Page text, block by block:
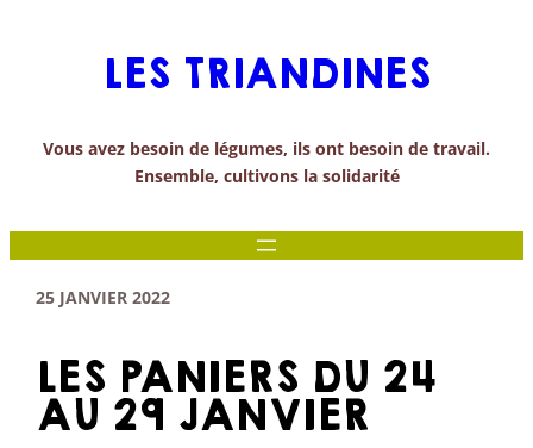
LES TRIANDINES
Vous avez besoin de légumes, ils ont besoin de travail.
Ensemble, cultivons la solidarité
25 JANVIER 2022
LES PANIERS DU 24
AU 29 JANVIER